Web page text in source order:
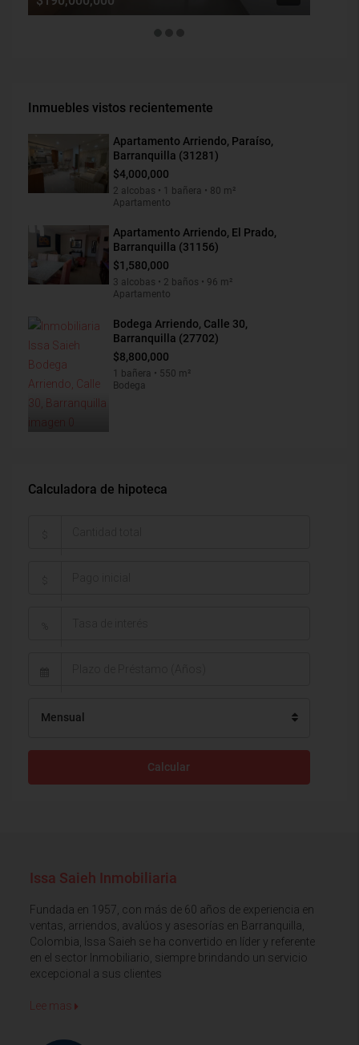
Inmuebles vistos recientemente
Apartamento Arriendo, Paraíso,
Barranquilla (31281)
$4,000,000
2 alcobas • 1 bañera • 80 m²
Apartamento
Apartamento Arriendo, El Prado,
Barranquilla (31156)
$1,580,000
3 alcobas • 2 baños • 96 m²
Apartamento
Bodega Arriendo, Calle 30,
Barranquilla (27702)
$8,800,000
1 bañera • 550 m²
Bodega
Calculadora de hipoteca
Mensual
Calcular
Issa Saieh Inmobiliaria
Fundada en 1957, con más de 60 años de experiencia en
ventas, arriendos, avalúos y asesorías en Barranquilla,
Colombia, Issa Saieh se ha convertido en líder y referente
en el sector Inmobiliario, siempre brindando un servicio
excepcional a sus clientes
Lee mas